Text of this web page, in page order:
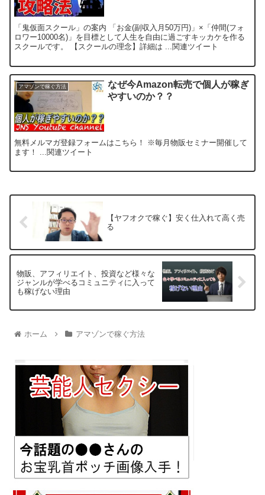
「鬼仮面スクール」の案内 「お金(副収入月50万円)」×「仲間(フォ
ロワー10000名)」を目標として人生を自由に過ごすキッカケを作る
スクールです。 【スクールの理念】詳細は ...関連ツイート
アマゾンで稼ぐ方法
なぜ今Amazon転売で個人が稼ぎ
やすいのか？？
無料メルマガ登録フォームはこちら！ ※毎月物販セミナー開催して
ます！ ...関連ツイート
【ヤフオクで稼ぐ】安く仕入れて高く売
る
物販、アフィリエイト、投資など様々な
ジャンルが学べるコミュニティに入って
も稼げない理由
ホーム アマゾンで稼ぐ方法